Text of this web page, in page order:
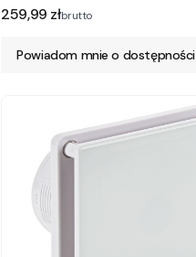
Cena
259,99 złbrutto
Powiadom mnie o dostępności